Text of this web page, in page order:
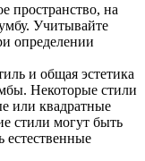
пространство, на
Учитывайте
определении
и общая эстетика
Некоторые стили
или квадратные
стили могут быть
естественные